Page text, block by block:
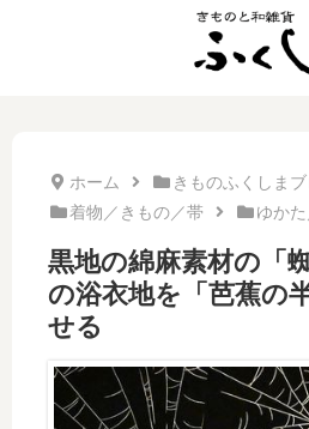
ホーム
きものふくしま
着物／きもの／帯
ゆか
黒地の綿麻素材の「
の浴衣地を「芭蕉の
せる